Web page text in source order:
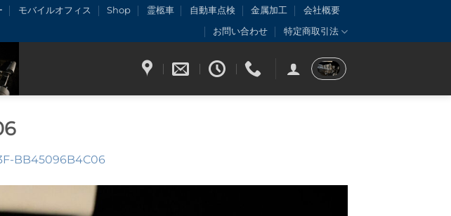
モバイルオフィス Shop 霊柩車 自動車点検 金属加工
会社概要
お問い合わせ
特定商取引法
BB45096B4C06